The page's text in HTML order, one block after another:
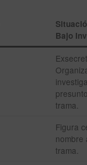
Bajo
trama.
Figura
nombre
trama.